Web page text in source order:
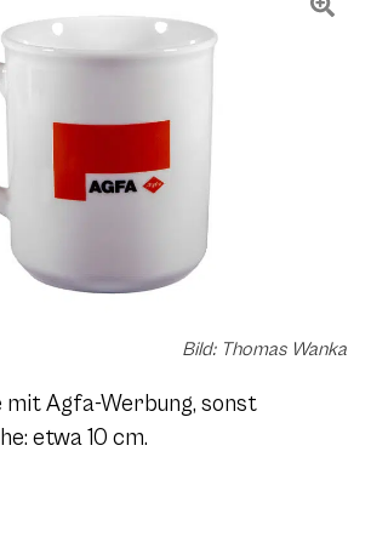
Bild: Thomas Wanka
mit Agfa-Werbung, sonst
etwa 10 cm.